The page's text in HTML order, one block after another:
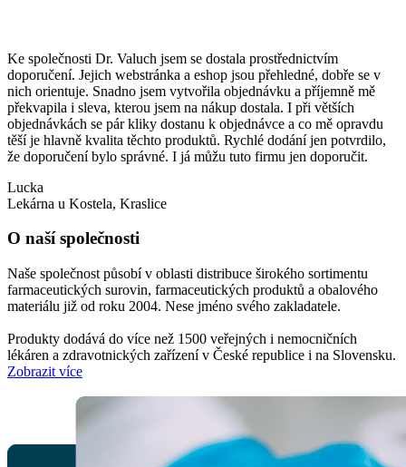
Ke společnosti Dr. Valuch jsem se dostala prostřednictvím
doporučení. Jejich webstránka a eshop jsou přehledné, dobře se v
nich orientuje. Snadno jsem vytvořila objednávku a příjemně mě
překvapila i sleva, kterou jsem na nákup dostala. I při větších
objednávkách se pár kliky dostanu k objednávce a co mě opravdu
těší je hlavně kvalita těchto produktů. Rychlé dodání jen potvrdilo,
že doporučení bylo správné. I já můžu tuto firmu jen doporučit.
Lucka
Lekárna u Kostela, Kraslice
O naší společnosti
Naše společnost působí v oblasti distribuce širokého sortimentu
farmaceutických surovin, farmaceutických produktů a obalového
materiálu již od roku 2004. Nese jméno svého zakladatele.
Produkty dodává do více než 1500 veřejných i nemocničních
lékáren a zdravotnických zařízení v České republice i na Slovensku.
Zobrazit více